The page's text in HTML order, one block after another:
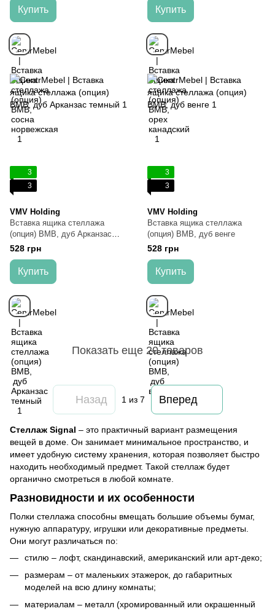
Купить Купить
3
3
VMV Holding
Вставка ящика стеллажа
(опция) ВМВ, дуб Арканзас
темный
528 грн
Купить
3
3
VMV Holding
Вставка ящика стеллажа
(опция) ВМВ, дуб венге
528 грн
Купить
Показать еще 20 товаров
Назад 1 из 7 Вперед
Стеллаж Signal – это практичный вариант размещения
вещей в доме. Он занимает минимальное пространство, и
имеет удобную систему хранения, которая позволяет быстро
находить необходимый предмет. Такой стеллаж будет
органично смотреться в любой комнате.
Разновидности и их особенности
Полки стеллажа способны вмещать большие объемы бумаг,
нужную аппаратуру, игрушки или декоративные предметы.
Они могут различаться по:
стилю – лофт, скандинавский, американский или арт-деко;
размерам – от маленьких этажерок, до габаритных
моделей на всю длину комнаты;
материалам – металл (хромированный или окрашенный